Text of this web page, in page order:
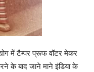
में टैम्पर प्रूफ वॉटर मेकर
के बाद जाने माने इंडिया के